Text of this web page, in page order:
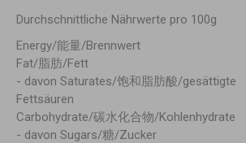
Durchschnittliche Nährwerte pro 100g
Energy/能量/Brennwert
Fat/脂肪/Fett
- davon Saturates/饱和脂肪酸/gesättigte
Fettsäuren
Carbohydrate/碳水化合物/Kohlenhydrate
- davon Sugars/糖/Zucker